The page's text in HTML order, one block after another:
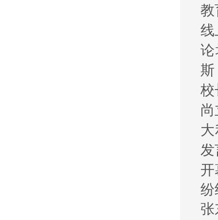
线
斯
校
纷